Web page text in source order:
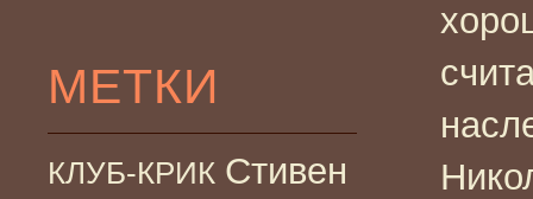
МЕТКИ
КЛУБ-КРИК Стивен